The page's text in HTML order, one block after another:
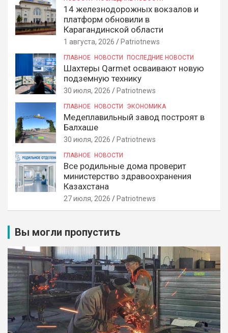
14 железнодорожных вокзалов и
платформ обновили в
Карагандинской области
1 августа, 2026 Patriotnews
ГЛАВНОЕ НОВОСТИ ПОСЛЕДНИЕ НОВОСТИ
Шахтеры Qarmet осваивают новую
подземную технику
30 июля, 2026 Patriotnews
ГЛАВНОЕ НОВОСТИ ЭКОНОМИКА
Медеплавильный завод построят в
Балхаше
30 июля, 2026 Patriotnews
ГЛАВНОЕ НОВОСТИ
Все родильные дома проверит
министерство здравоохранения
Казахстана
27 июля, 2026 Patriotnews
Вы могли пропустить